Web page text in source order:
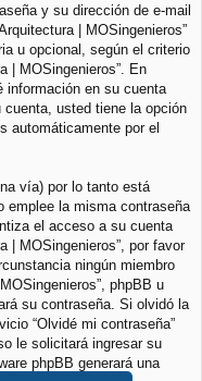
y su dirección de e-mail
| MOSingenieros”
u opcional, según el criterio
| MOSingenieros”. En
información en su cuenta
usted tiene la opción
automáticamente por el
vía) por lo tanto está
emplee la misma contraseña
el acceso a su cuenta
| MOSingenieros”, por favor
ningún miembro
phpBB u
su contraseña. Si olvidó la
“Olvidé mi contraseña”
le solicitará ingresar su
phpBB generará una